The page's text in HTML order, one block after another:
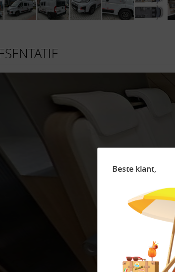
Beste klant,